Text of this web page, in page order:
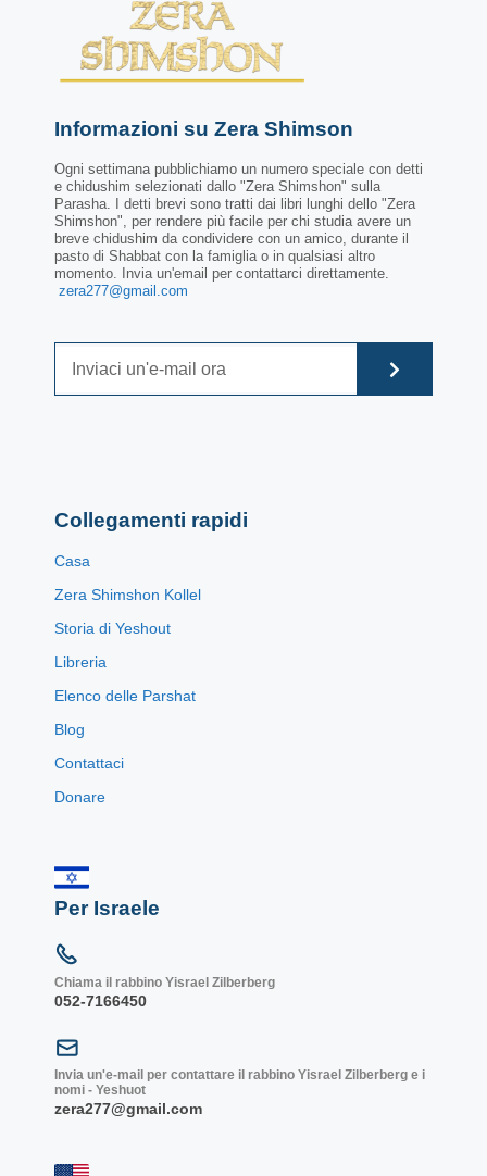
Informazioni su Zera Shimson
Ogni settimana pubblichiamo un numero speciale con detti
e chidushim selezionati dallo "Zera Shimshon" sulla
Parasha. I detti brevi sono tratti dai libri lunghi dello "Zera
Shimshon", per rendere più facile per chi studia avere un
breve chidushim da condividere con un amico, durante il
pasto di Shabbat con la famiglia o in qualsiasi altro
momento. Invia un'email per contattarci direttamente.
zera277@gmail.com
Collegamenti rapidi
Casa
Zera Shimshon Kollel
Storia di Yeshout
Libreria
Elenco delle Parshat
Blog
Contattaci
Donare
Per Israele
Chiama il rabbino Yisrael Zilberberg
052-7166450
Invia un'e-mail per contattare il rabbino Yisrael Zilberberg e i
nomi - Yeshuot
zera277@gmail.com